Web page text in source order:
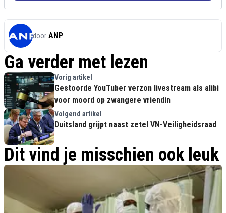
door ANP
Ga verder met lezen
Vorig artikel
Gestoorde YouTuber verzon livestream als alibi
voor moord op zwangere vriendin
Volgend artikel
Duitsland grijpt naast zetel VN-Veiligheidsraad
Dit vind je misschien ook leuk